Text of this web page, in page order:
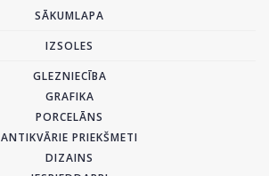
SĀKUMLAPA
IZSOLES
GLEZNIECĪBA
GRAFIKA
PORCELĀNS
ANTIKVĀRIE PRIEKŠMETI
DIZAINS